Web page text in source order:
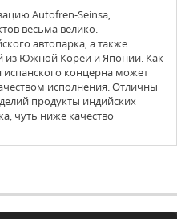
весьма велико.
автопарка, а также
из Южной Кореи и Японии. Как
концерна может
исполнения. Отличны
продукты индийских
чуть ниже качество